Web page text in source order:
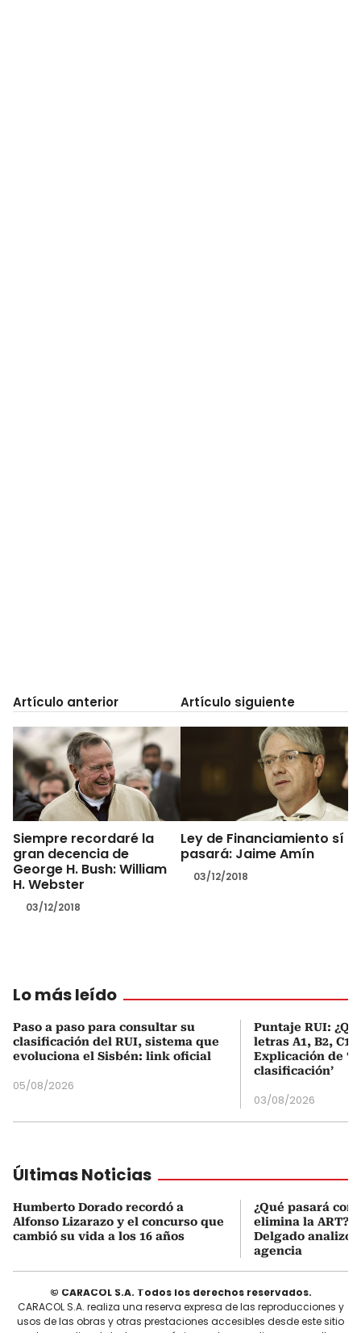
Artículo anterior
Siempre recordaré la
gran decencia de
George H. Bush: William
H. Webster
03/12/2018
Artículo siguiente
Ley de Financiamiento sí
pasará: Jaime Amín
03/12/2018
Lo más leído
Paso a paso para consultar su
clasificación del RUI, sistema que
evoluciona el Sisbén: link oficial
05/08/2026
Puntaje RUI:
letras A1, B2, C1
Explicación de
clasificación’
03/08/2026
Últimas Noticias
Humberto Dorado recordó a
Alfonso Lizarazo y el concurso que
cambió su vida a los 16 años
¿Qué pasará con
elimina la ART?
Delgado analizó
agencia
© CARACOL S.A. Todos los derechos reservados.
CARACOL S.A. realiza una reserva expresa de las reproducciones y
usos de las obras y otras prestaciones accesibles desde este sitio